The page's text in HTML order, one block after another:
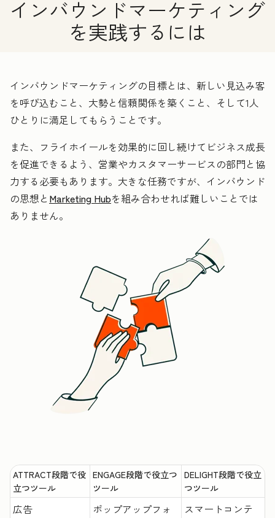
インバウンドマーケティング
を実践するには
インバウンドマーケティングの目標とは、新しい見込み客
を呼び込むこと、大勢と信頼関係を築くこと、そして1人
ひとりに満足してもらうことです。
また、フライホイールを効果的に回し続けてビジネス成長
を促進できるよう、営業やカスタマーサービスの部門と協
力する必要もあります。大きな任務ですが、インバウンド
の思想と Marketing Hubを組み合わせれば難しいことでは
ありません。
ATTRACT段階で役
立つツール
ENGAGE段階で役立つ
ツール
DELIGHT段階で役立
つツール
広告
ポップアップフォ
スマートコンテ